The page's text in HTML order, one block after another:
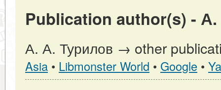
Publication author(s) -
А. А. Турилов → other
Asia • Libmonster World • Google •